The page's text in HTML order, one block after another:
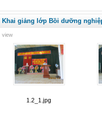
Khai giảng lớp Bồi dưỡng
view
1.2_1.jpg